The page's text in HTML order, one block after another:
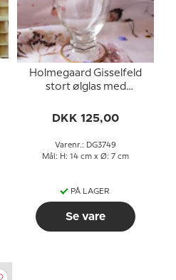
Holmegaard Gisselfeld
stort ølglas med
DKK 125,00
Varenr.: DG3749
Mål: H: 14 cm x Ø: 7 cm
PÅ LAGER
Se vare